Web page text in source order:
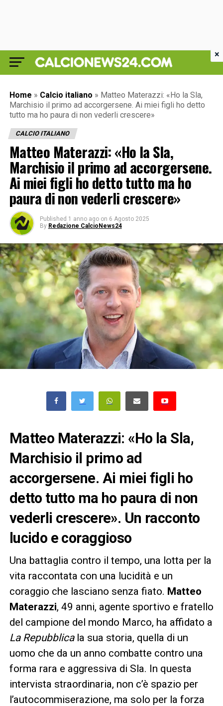
Home » Calcio italiano » Matteo Materazzi: «Ho la Sla,
Marchisio il primo ad accorgersene. Ai miei figli ho detto
tutto ma ho paura di non vederli crescere»
CALCIO ITALIANO
Matteo Materazzi: «Ho la Sla,
Marchisio il primo ad accorgersene.
Ai miei figli ho detto tutto ma ho
paura di non vederli crescere»
Published 1 anno ago on 6 Agosto 2025
By Redazione CalcioNews24
Matteo Materazzi: «Ho la Sla,
Marchisio il primo ad
accorgersene. Ai miei figli ho
detto tutto ma ho paura di non
vederli crescere». Un racconto
lucido e coraggioso
Una battaglia contro il tempo, una lotta per la
vita raccontata con una lucidità e un
coraggio che lasciano senza fiato. Matteo
Materazzi, 49 anni, agente sportivo e fratello
del campione del mondo Marco, ha affidato a
La Repubblicala sua storia, quella di un
uomo che da un anno combatte contro una
forma rara e aggressiva di Sla. In questa
intervista straordinaria, non c’è spazio per
l’autocommiserazione, ma solo per la forza
×